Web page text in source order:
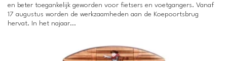
en beter toegankelijk geworden voor fietsers en voetgangers. Vanaf
17 augustus worden de werkzaamheden aan de Koepoortsbrug
hervat. In het najaar...